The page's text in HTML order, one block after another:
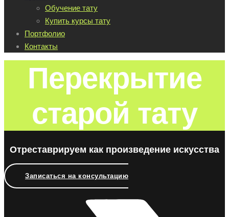
Обучение тату
Купить курсы тату
Портфолио
Контакты
Перекрытие
старой тату
Отреставрируем как произведение искусства
Записаться на консультацию